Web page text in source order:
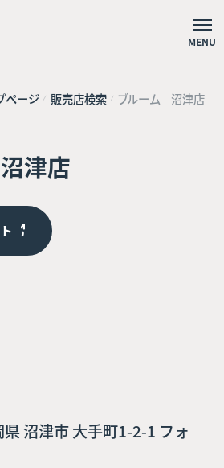
MENU
ページ 販売店検索 ブルーム 沼津店
津店
沼津市 大手町1-2-1 フォ